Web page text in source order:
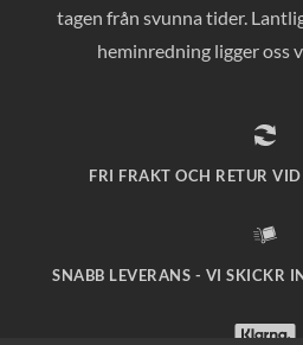
tagen från svunna tider.
heminredning ligger oss
FRI FRAKT OCH RETUR
SNABB LEVERANS - VI SKICKR